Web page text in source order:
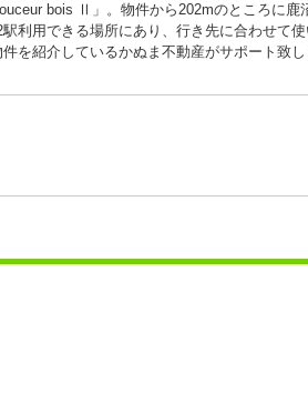
bois Ⅱ」。物件から202mのところに鹿
利用できる場所にあり、行き先に合わせて
を紹介しているかぬま不動産がサポート致